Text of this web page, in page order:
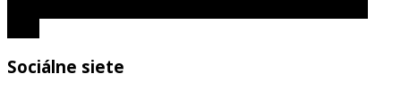
Sociálne siete